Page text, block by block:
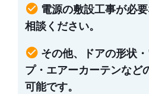
check_circle 電源の敷設工事が必
相談ください。
check_circle その他、ドアの形状
プ・エアーカーテンなど
可能です。